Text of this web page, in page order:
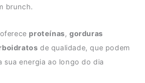
brunch.
proteínas,gorduras
de qualidade, que podem
sua energia ao longo do dia